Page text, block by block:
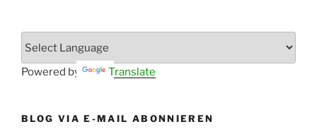
Powered by Translate
BLOG VIA E-MAIL ABONNIEREN